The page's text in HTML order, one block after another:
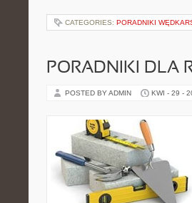
CATEGORIES: PORADNIKI
PORADNIKI DLA
POSTED BY ADMIN KWI - 29 -